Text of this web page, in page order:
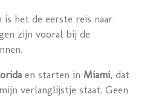
het de eerste reis naar
zijn vooral bij de
en starten in Miami, dat
verlanglijstje staat. Geen